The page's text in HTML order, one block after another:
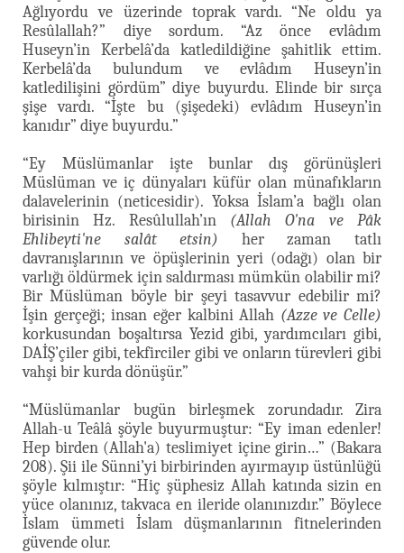
Ağlıyordu ve üzerinde toprak vardı. “Ne oldu ya
Resûlallah?” diye sordum. “Az önce evlâdım
Huseyn’in Kerbelâ’da katledildiğine şahitlik ettim.
Kerbelâ’da bulundum ve evlâdım Huseyn’in
katledilişini gördüm” diye buyurdu. Elinde bir sırça
şişe vardı. “İşte bu (şişedeki) evlâdım Huseyn’in
kanıdır” diye buyurdu.”
“Ey Müslümanlar işte bunlar dış görünüşleri
Müslüman ve iç dünyaları küfür olan münafıkların
dalavelerinin (neticesidir). Yoksa İslam’a bağlı olan
birisinin Hz. Resûlullah’ın (Allah O'na ve Pâk
Ehlibeyti'ne salât etsin) her zaman tatlı
davranışlarının ve öpüşlerinin yeri (odağı) olan bir
varlığı öldürmek için saldırması mümkün olabilir mi?
Bir Müslüman böyle bir şeyi tasavvur edebilir mi?
İşin gerçeği; insan eğer kalbini Allah (Azze ve Celle)
korkusundan boşaltırsa Yezid gibi, yardımcıları gibi,
DAİŞ’çiler gibi, tekfirciler gibi ve onların türevleri gibi
vahşi bir kurda dönüşür.”
“Müslümanlar bugün birleşmek zorundadır. Zira
Allah-u Teâlâ şöyle buyurmuştur: “Ey iman edenler!
Hep birden (Allah'a) teslimiyet içine girin…” (Bakara
208). Şii ile Sünni’yi birbirinden ayırmayıp üstünlüğü
şöyle kılmıştır: “Hiç şüphesiz Allah katında sizin en
yüce olanınız, takvaca en ileride olanınızdır.” Böylece
İslam ümmeti İslam düşmanlarının fitnelerinden
güvende olur.